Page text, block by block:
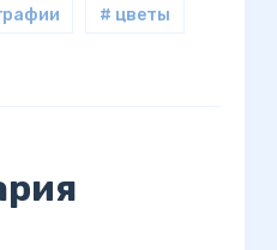
# цветы